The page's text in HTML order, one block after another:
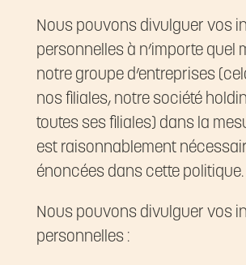
Nous pouvons divulguer vos
personnelles à n’importe quel
notre groupe d’entreprises
nos filiales, notre société
toutes ses filiales) dans la
est raisonnablement
énoncées dans cette politique.
Nous pouvons divulguer vos
personnelles :